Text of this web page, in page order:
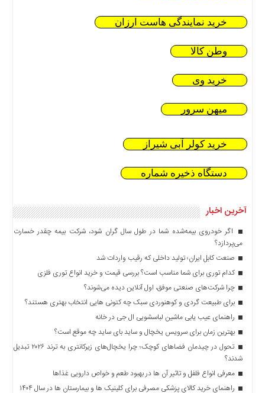
خرید نمایندگی هاست ارزان
وطن کالا
خرید وی
میهن سرور
خرید کولر آبی شیراز
دستگاه ذخیره شماره
آخرین اخبار
اگر خودروی بیمه‌شده شما در طول سال گران شود، شرکت بیمه چقدر خسارت
می‌پردازد؟
صنعت کابل ایران؛ تولید داخلی که رقیب واردات شد
کدام توری برای شما مناسب است؟ بررسی قیمت و خرید انواع توری فلزی
چرا شرکت‌های صنعتی موفق، اول آنلاین دیده می‌شوند؟
برای طبیعت گردی و کوهنوردی سبک چه کتونی هایی انتخاب بهتری هستند؟
راهنمای عیب یابی ماشین لباسشویی ال جی در خانه
بهترین زمان برای سرویس یخچال و ساید بای ساید چه موقع است؟
تحول در چیدمان فضاهای کوچک؛ چرا یخچال‌های زیرکانتری به ترند ۲۰۲۶ تبدیل
شدند؟
معرفی انواع فلفل و تاثیر آن ‌ها در بهبود طعم و خواص دارویی غذاها
راهنمای خرید کالای پزشکی مصرفی برای کلینیک ها و بیمارستان ها در سال ۱۴۰۴